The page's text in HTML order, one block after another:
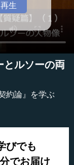
生
とルソーの両
約論』を学ぶ
びでも
でお届け